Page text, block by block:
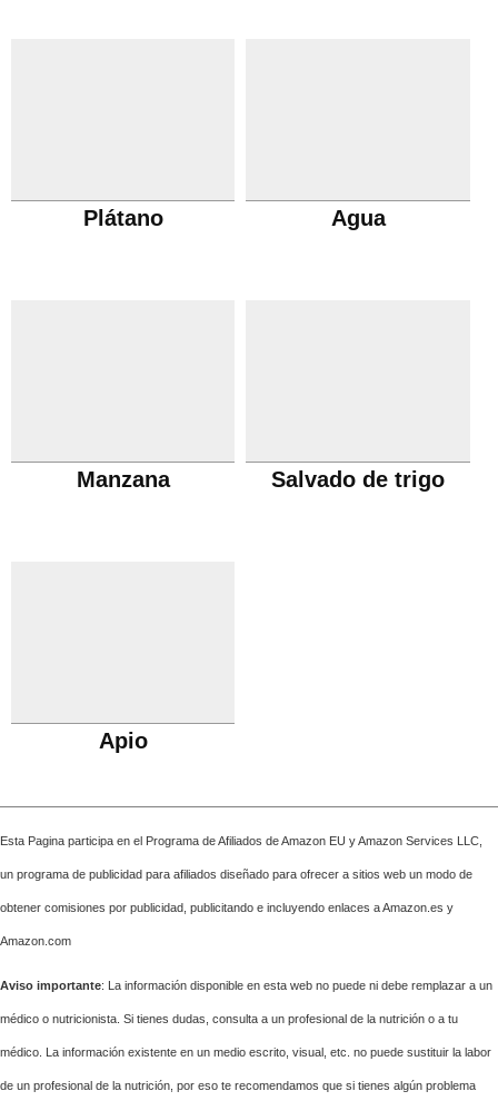
Plátano Agua
Manzana Salvado de trigo
Apio
Esta Pagina participa en el Programa de Afiliados de Amazon EU y Amazon Services LLC,
un programa de publicidad para afiliados diseñado para ofrecer a sitios web un modo de
obtener comisiones por publicidad, publicitando e incluyendo enlaces a Amazon.es y
Amazon.com
Aviso importante: La información disponible en esta web no puede ni debe remplazar a un
médico o nutricionista. Si tienes dudas, consulta a un profesional de la nutrición o a tu
médico. La información existente en un medio escrito, visual, etc. no puede sustituir la labor
de un profesional de la nutrición, por eso te recomendamos que si tienes algún problema